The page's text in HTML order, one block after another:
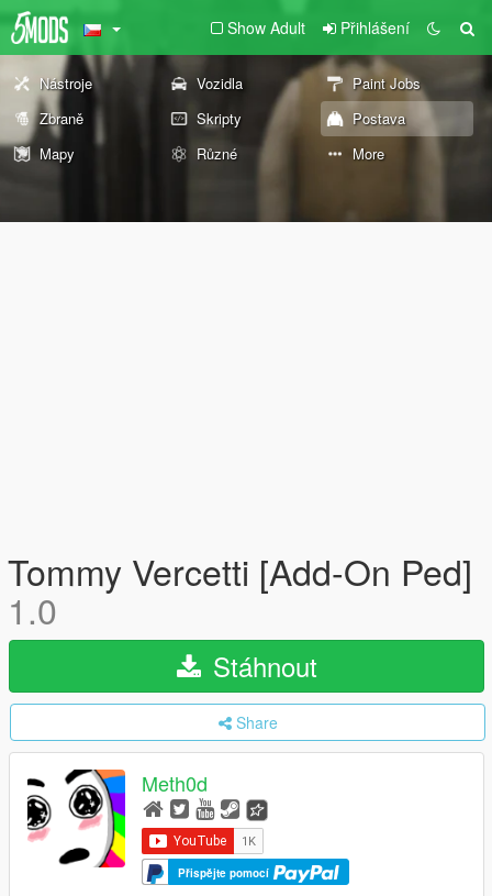
Show Adult Přihlášení
Nástroje Vozidla
Paint Jobs
Zbraně
Skripty
Postava
Mapy
Různé More
Tommy Vercetti [Add-On Ped]
1.0
Stáhnout
Share
Meth0d
Přispějte pomocí